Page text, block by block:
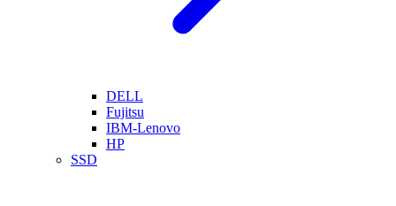
DELL
Fujitsu
IBM-Lenovo
HP
SSD